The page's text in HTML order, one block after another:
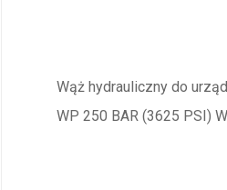
Wąż hydrauliczny do
WP 250 BAR (3625 PSI)